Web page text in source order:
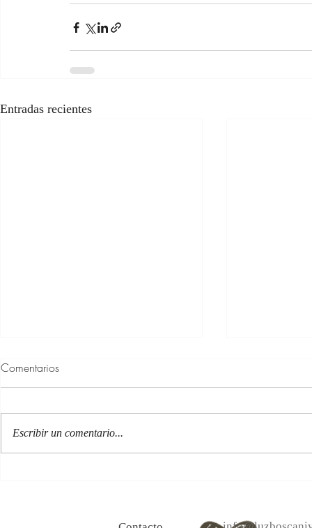
Entradas recientes
Comentarios
Escribir un comentario...